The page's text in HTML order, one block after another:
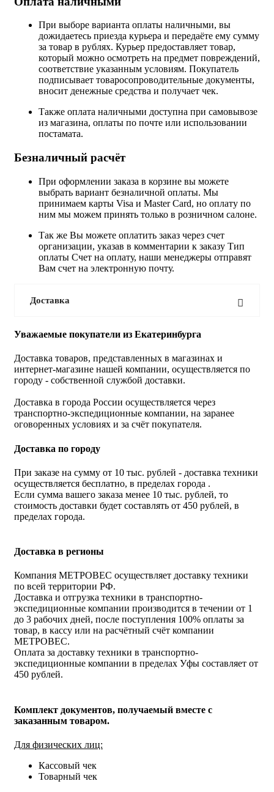
При выборе варианта оплаты наличными, вы
дожидаетесь приезда курьера и передаёте ему сумму
за товар в рублях. Курьер предоставляет товар,
который можно осмотреть на предмет повреждений,
соответствие указанным условиям. Покупатель
подписывает товаросопроводительные документы,
вносит денежные средства и получает чек.
Также оплата наличными доступна при самовывозе
из магазина, оплаты по почте или использовании
постамата.
Безналичный расчёт
При оформлении заказа в корзине вы можете
выбрать вариант безналичной оплаты. Мы
принимаем карты Visa и Master Card, но оплату по
ним мы можем принять только в розничном салоне.
Так же Вы можете оплатить заказ через счет
организации, указав в комментарии к заказу Тип
оплаты Счет на оплату, наши менеджеры отправят
Вам счет на электронную почту.
Доставка
Уважаемые покупатели из Екатеринбурга
Доставка товаров, представленных в магазинах и
интернет-магазине нашей компании, осуществляется по
городу - собственной службой доставки.
Доставка в города России осуществляется через
транспортно-экспедиционные компании, на заранее
оговоренных условиях и за счёт покупателя.
Доставка по городу
При заказе на сумму от 10 тыс. рублей - доставка техники
осуществляется бесплатно, в пределах города .
Если сумма вашего заказа менее 10 тыс. рублей, то
стоимость доставки будет составлять от 450 рублей, в
пределах города.
Доставка в регионы
Компания МЕТРОВЕС осуществляет доставку техники
по всей территории РФ.
Доставка и отгрузка техники в транспортно-
экспедиционные компании производится в течении от 1
до 3 рабочих дней, после поступления 100% оплаты за
товар, в кассу или на расчётный счёт компании
МЕТРОВЕС.
Оплата за доставку техники в транспортно-
экспедиционные компании в пределах Уфы составляет от
450 рублей.
Комплект документов, получаемый вместе с
заказанным товаром.
Для физических лиц:
Кассовый чек
Товарный чек